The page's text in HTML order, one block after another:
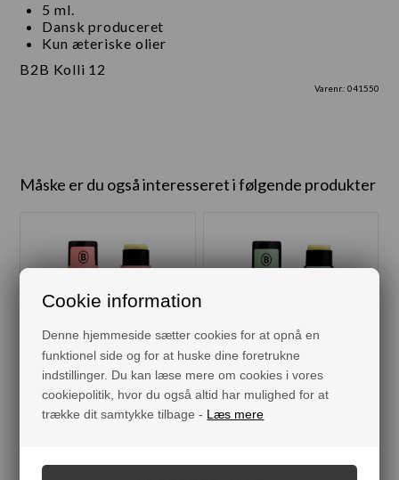
Cookie information
Denne hjemmeside sætter cookies for at opnå en
funktionel side og for at huske dine foretrukne
indstillinger. Du kan læse mere om cookies i vores
cookiepolitik, hvor du også altid har mulighed for at
trække dit samtykke tilbage - Læs mere
5 ml.
Dansk produceret
Kun æteriske olier
B2B Kolli 12
Varenr.: 041550
Måske er du også interesseret i følgende produkter
LÆBEPOMADE - PINK
LÆBEPOMADE -